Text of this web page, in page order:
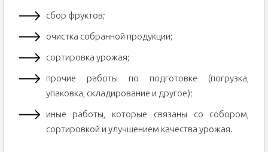
сбор фруктов;
очистка собранной продукции;
сортировка урожая;
прочие работы по подготовке (погрузка,
упаковка, складирование и другое);
иные работы, которые связаны со собором,
сортировкой и улучшением качества урожая.